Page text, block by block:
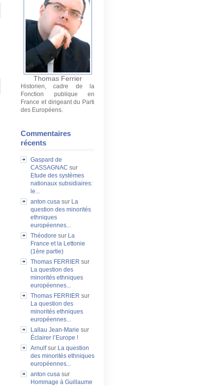
Thomas Ferrier
Historien, cadre de la
Fonction publique en
France et dirigeant du Parti
des Européens.
Commentaires
récents
Gaspard de
CASSAGNAC sur
Etude des systèmes
nationaux subsidiaires:
le...
anton cusa sur La
question des minorités
ethniques
européennes...
Théodore sur La
France et la Lettonie
(1ère partie)
Thomas FERRIER sur
La question des
minorités ethniques
européennes...
Thomas FERRIER sur
La question des
minorités ethniques
européennes...
Lallau Jean-Marie sur
Éclairer l’Europe !
Arnulfsur La question
des minorités ethniques
européennes...
anton cusa sur
Hommage à Guillaume